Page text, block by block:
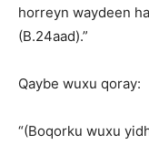
horreyn waydeen
(B.24aad).”
Qaybe wuxu qoray:
“(Boqorku wuxu